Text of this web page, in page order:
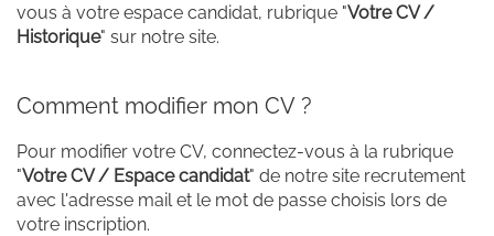
vous à votre espace candidat, rubrique "Votre CV /
Historique" sur notre site.
Comment modifier mon CV ?
Pour modifier votre CV, connectez-vous à la rubrique
"Votre CV / Espace candidat" de notre site recrutement
avec l'adresse mail et le mot de passe choisis lors de
votre inscription.